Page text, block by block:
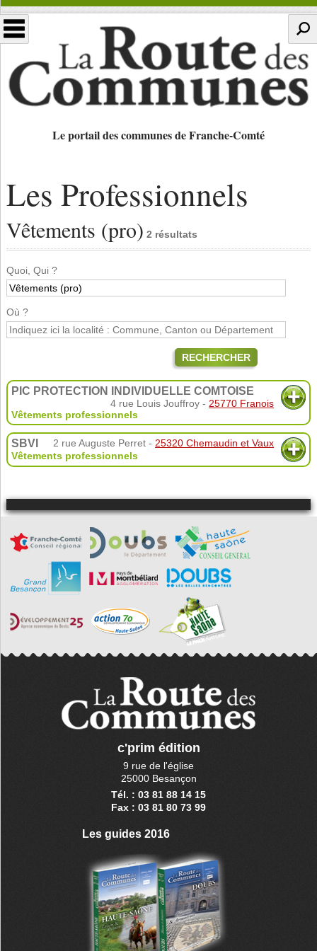
Le portail des communes de Franche-Comté
Les Professionnels
Vêtements (pro) 2 résultats
Quoi, Qui ?
Où ?
RECHERCHER
PIC PROTECTION INDIVIDUELLE COMTOISE
4 rue Louis Jouffroy - 25770 Franois
Vêtements professionnels
SBVI 2 rue Auguste Perret - 25320 Chemaudin et Vaux
Vêtements professionnels
c'prim édition
9 rue de l'église
25000 Besançon
Tél. : 03 81 88 14 15
Fax : 03 81 80 73 99
Les guides 2016